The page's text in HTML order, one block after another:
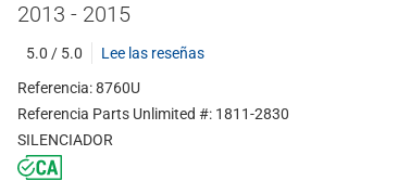
2013 - 2015
5.0 / 5.0
Lee las reseñas
Referencia: 8760U
Referencia Parts Unlimited #: 1811-2830
SILENCIADOR